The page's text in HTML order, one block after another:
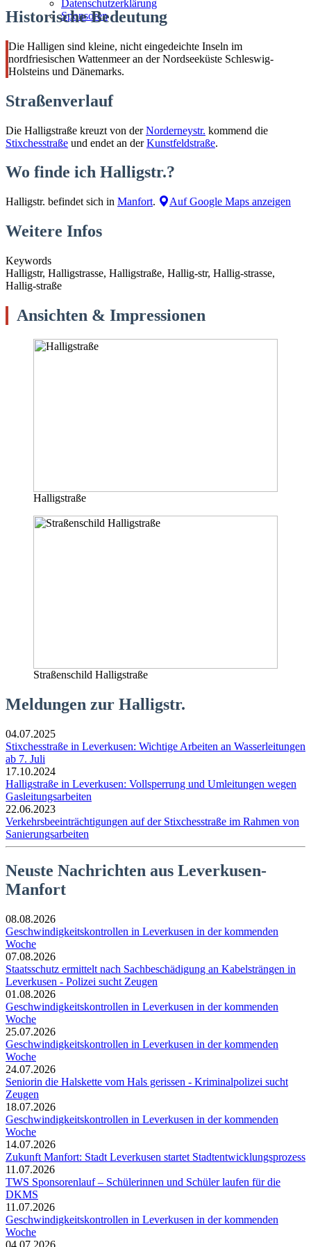
Datenschutzerklärung
Sponsoren
Historische Bedeutung
Die Halligen sind kleine, nicht eingedeichte Inseln im
nordfriesischen Wattenmeer an der Nordseeküste Schleswig-
Holsteins und Dänemarks.
Straßenverlauf
Die Halligstraße kreuzt von derNorderneystr. kommend die
Stixchesstraße und endet an derKunstfeldstraße.
Wo finde ich Halligstr.?
Halligstr. befindet sich in Manfort. Auf Google Maps anzeigen
Weitere Infos
Keywords
Halligstr, Halligstrasse, Halligstraße, Hallig-str, Hallig-strasse,
Hallig-straße
Ansichten & Impressionen
Halligstraße
Straßenschild Halligstraße
Meldungen zur Halligstr.
04.07.2025
Stixchesstraße in Leverkusen: Wichtige Arbeiten an Wasserleitungen
ab 7. Juli
17.10.2024
Halligstraße in Leverkusen: Vollsperrung und Umleitungen wegen
Gasleitungsarbeiten
22.06.2023
Verkehrsbeeinträchtigungen auf der Stixchesstraße im Rahmen von
Sanierungsarbeiten
Neuste Nachrichten aus Leverkusen-
Manfort
08.08.2026
Geschwindigkeitskontrollen in Leverkusen in der kommenden
Woche
07.08.2026
Staatsschutz ermittelt nach Sachbeschädigung an Kabelsträngen in
Leverkusen - Polizei sucht Zeugen
01.08.2026
Geschwindigkeitskontrollen in Leverkusen in der kommenden
Woche
25.07.2026
Geschwindigkeitskontrollen in Leverkusen in der kommenden
Woche
24.07.2026
Seniorin die Halskette vom Hals gerissen - Kriminalpolizei sucht
Zeugen
18.07.2026
Geschwindigkeitskontrollen in Leverkusen in der kommenden
Woche
14.07.2026
Zukunft Manfort: Stadt Leverkusen startet Stadtentwicklungsprozess
11.07.2026
TWS Sponsorenlauf – Schülerinnen und Schüler laufen für die
DKMS
11.07.2026
Geschwindigkeitskontrollen in Leverkusen in der kommenden
Woche
04.07.2026